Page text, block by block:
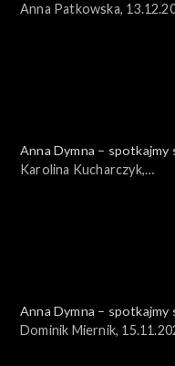
Anna Patkowska,
Anna Dymna – spotkajmy
Karolina Kucharczyk,
Anna Dymna – spotkajmy
Dominik Miernik,